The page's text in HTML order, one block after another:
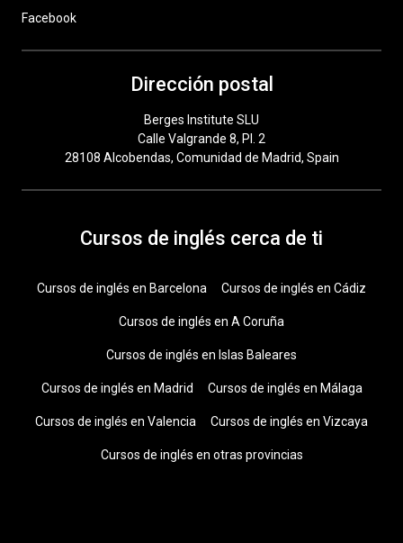
Facebook
Dirección postal
Berges Institute SLU
Calle Valgrande 8, Pl. 2
28108 Alcobendas, Comunidad de Madrid, Spain
Cursos de inglés cerca de ti
Cursos de inglés en Barcelona Cursos de inglés en Cádiz
Cursos de inglés en A Coruña
Cursos de inglés en Islas Baleares
Cursos de inglés en Madrid Cursos de inglés en Málaga
Cursos de inglés en Valencia Cursos de inglés en Vizcaya
Cursos de inglés en otras provincias